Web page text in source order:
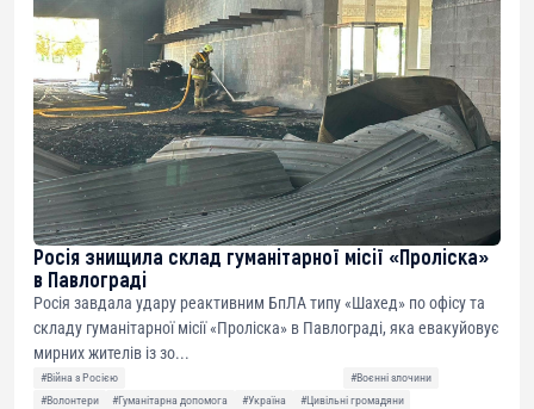
Росія знищила склад гуманітарної місії «Проліска»
в Павлограді
Росія завдала удару реактивним БпЛА типу «Шахед» по офісу та
складу гуманітарної місії «Проліска» в Павлограді, яка евакуйовує
мирних жителів із зо...
#Війна з Росією
#Воєнні злочини
#Волонтери
#Гуманітарна допомога #Україна
#Цивільні громадяни